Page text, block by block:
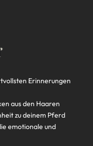
Erinnerungen
aus den Haaren
zu deinem Pferd
emotionale und